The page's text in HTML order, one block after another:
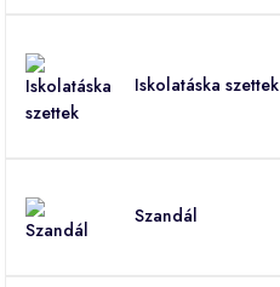
Iskolatáska szettek
Szandál